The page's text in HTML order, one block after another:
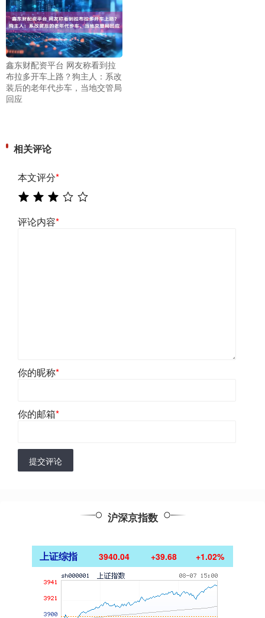
鑫东财配资平台 网友称看到拉
布拉多开车上路？狗主人：系改
装后的老年代步车，当地交管局
回应
相关评论
本文评分*
评论内容*
你的昵称*
你的邮箱*
提交评论
沪深京指数
上证综指 3940.04 +39.68 +1.02%